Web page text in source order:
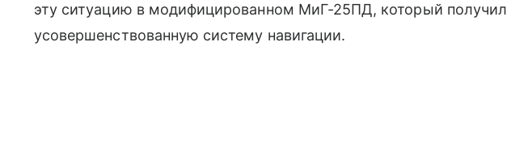
эту ситуацию в модифицированном МиГ-25ПД, который получил
усовершенствованную систему навигации.